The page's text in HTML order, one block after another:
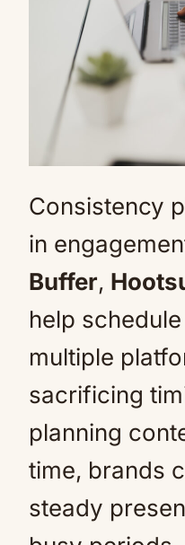
Consistency
in
Buffer,
help
multiple
sacrificing
planning
time, brands
steady